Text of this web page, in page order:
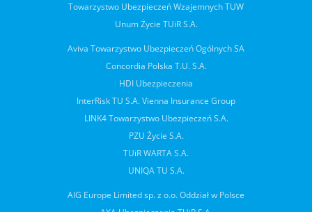
Towarzystwo Ubezpieczeń Wzajemnych TUW
Unum Życie TUiR S.A.
Aviva Towarzystwo Ubezpieczeń Ogólnych SA
Concordia Polska T.U. S.A.
HDI Ubezpieczenia
InterRisk TU S.A. Vienna Insurance Group
LINK4 Towarzystwo Ubezpieczeń S.A.
PZU Życie S.A.
TUiR WARTA S.A.
UNIQA TU S.A.
AIG Europe Limited sp. z o.o. Oddział w Polsce